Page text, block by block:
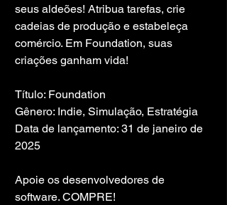
seus aldeões! Atribua tarefas, crie
cadeias de produção e estabeleça
comércio. Em Foundation, suas
criações ganham vida!
Título: Foundation
Gênero: Indie, Simulação, Estratégia
Data de lançamento: 31 de janeiro de
2025
Apoie os desenvolvedores de
software. COMPRE!